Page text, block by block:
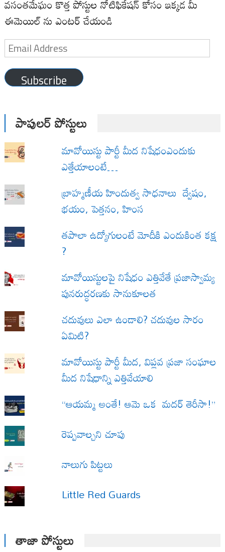
వసంతమేఘం కొత్త పోస్టుల నోటిఫికేషన్ కోసం ఇక్కడ మీ
ఈమెయిల్ ను ఎంటర్ చేయండి
Email
Address
Subscribe
పాపులర్ పోస్టులు
మావోయిస్టు పార్టీ మీద నిషేధంఎందుకు
ఎత్తేయాలంటే…
బ్రాహ్మణీయ హిందుత్వ సాధనాలు ద్వేషం,
భయం, పెత్తనం, హింస
త‌పాలా ఉద్యోగులంటే మోదీకి ఎందుకింత కక్ష
?
మావోయిస్టులపై నిషేధం ఎత్తివేతే ప్రజాస్వామ్య
పునరుద్ధరణకు సానుకూలత
చదువులు ఎలా ఉండాలి? చదువుల సారం
ఏమిటి?
మావోయిస్టు పార్టీ మీద, విప్లవ ప్రజా సంఘాల
మీద నిషేధాన్ని ఎత్తివేయాలి
“ఆయమ్మ అంతే! ఆమె ఒక మదర్ తెరీసా!”
రెప్పవాల్చని చూపు
నాలుగు పిట్టలు
Little Red Guards
తాజా పోస్టులు